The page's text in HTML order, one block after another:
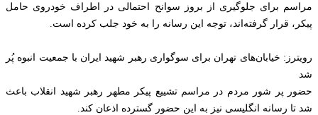
مراسم برای جلوگیری از بروز سوانح احتمالی در اطراف خودروی حامل
پیکر، قرار گرفته‌اند، توجه این رسانه را به خود جلب کرده است.
رویترز: خیابان‌های تهران برای سوگواری رهبر شهید ایران با جمعیت انبوه پُر
شد
حضور پر شور مردم در مراسم تشییع پیکر مطهر رهبر شهید انقلاب باعث
شد تا رسانه انگلیسی نیز به این حضور گسترده اذعان کند.